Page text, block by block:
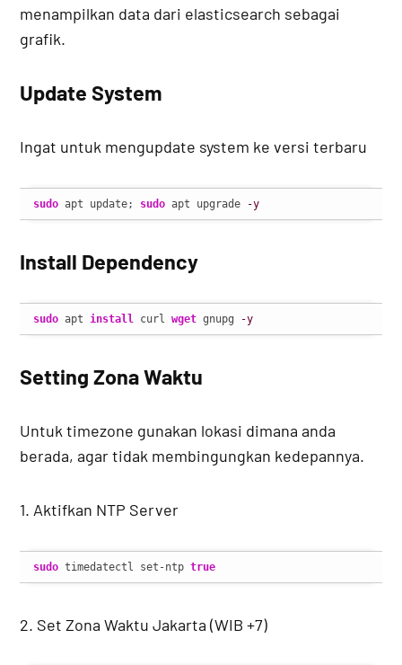
menampilkan data dari elasticsearch sebagai
grafik.
Update System
Ingat untuk mengupdate system ke versi terbaru
sudo apt update; sudo apt upgrade -y
Install Dependency
sudo apt install curl wget gnupg -y
Setting Zona Waktu
Untuk timezone gunakan lokasi dimana anda
berada, agar tidak membingungkan kedepannya.
1. Aktifkan NTP Server
sudo timedatectl set-ntp true
2. Set Zona Waktu Jakarta (WIB +7)